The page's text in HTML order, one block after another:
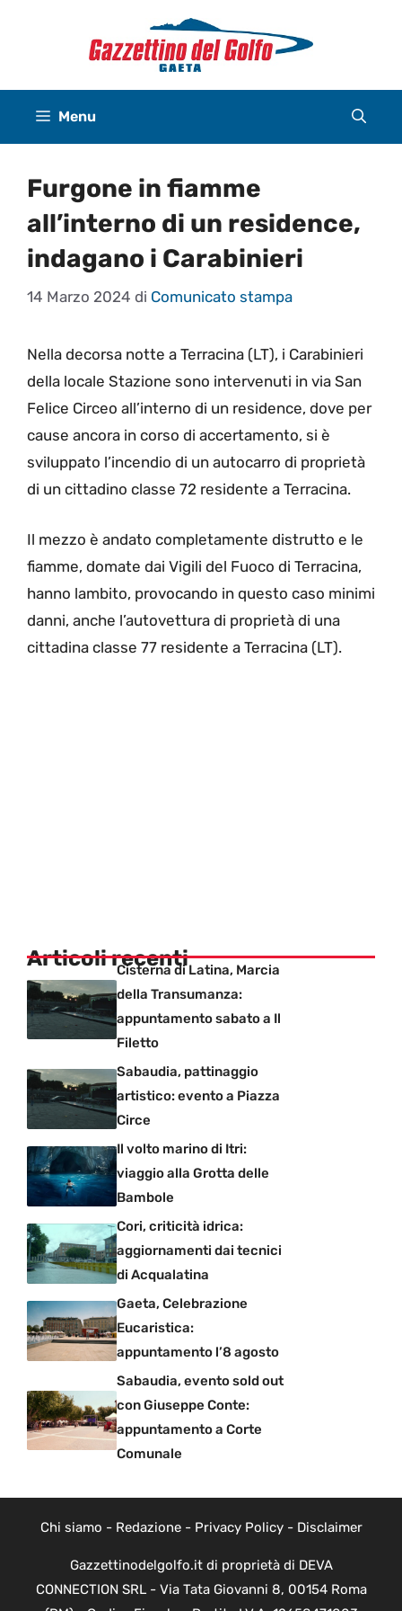
Menu
Furgone in fiamme
all’interno di un residence,
indagano i Carabinieri
14 Marzo 2024 di Comunicato stampa
Nella decorsa notte a Terracina (LT), i Carabinieri
della locale Stazione sono intervenuti in via San
Felice Circeo all’interno di un residence, dove per
cause ancora in corso di accertamento, si è
sviluppato l’incendio di un autocarro di proprietà
di un cittadino classe 72 residente a Terracina.
Il mezzo è andato completamente distrutto e le
fiamme, domate dai Vigili del Fuoco di Terracina,
hanno lambito, provocando in questo caso minimi
danni, anche l’autovettura di proprietà di una
cittadina classe 77 residente a Terracina (LT).
Articoli recentiCisterna di Latina, Marcia
della Transumanza:
appuntamento sabato a Il
Filetto
Sabaudia, pattinaggio
artistico: evento a Piazza
Circe
Il volto marino di Itri:
viaggio alla Grotta delle
Bambole
Cori, criticità idrica:
aggiornamenti dai tecnici
di Acqualatina
Gaeta, Celebrazione
Eucaristica:
appuntamento l’8 agosto
Sabaudia, evento sold out
con Giuseppe Conte:
appuntamento a Corte
Comunale
Chi siamo - Redazione- Privacy Policy- Disclaimer
Gazzettinodelgolfo.it di proprietà di DEVA
CONNECTION SRL - Via Tata Giovanni 8, 00154 Roma